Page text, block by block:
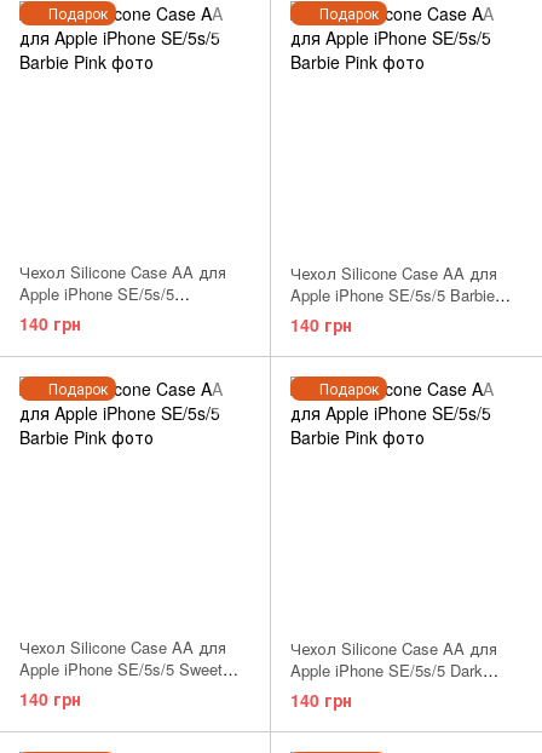
Подарок
Чехол Silicone Case AA для
Apple iPhone SE/5s/5
Lemonade
140 грн
Подарок
Чехол Silicone Case AA для
Apple iPhone SE/5s/5 Barbie
Pink
140 грн
Подарок
Чехол Silicone Case AA для
Apple iPhone SE/5s/5 Sweet
Blue
140 грн
Подарок
Чехол Silicone Case AA для
Apple iPhone SE/5s/5 Dark
Olive
140 грн